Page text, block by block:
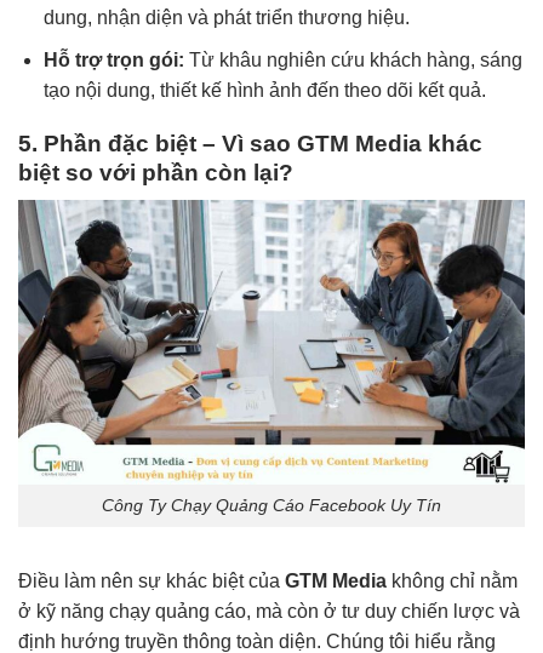
dung, nhận diện và phát triển thương hiệu.
Hỗ trợ trọn gói: Từ khâu nghiên cứu khách hàng, sáng
tạo nội dung, thiết kế hình ảnh đến theo dõi kết quả.
5. Phần đặc biệt – Vì sao GTM Media khác
biệt so với phần còn lại?
Công Ty Chạy Quảng Cáo Facebook Uy Tín
Điều làm nên sự khác biệt của GTM Media không chỉ nằm
ở kỹ năng chạy quảng cáo, mà còn ở tư duy chiến lược và
định hướng truyền thông toàn diện. Chúng tôi hiểu rằng